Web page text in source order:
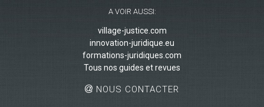
A VOIR AUSSI:
village-justice.com
innovation-juridique.eu
formations-juridiques.com
Tous nos guides et revues
NOUS CONTACTER